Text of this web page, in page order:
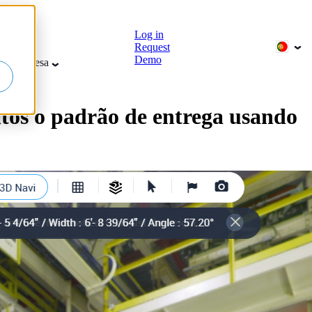
Empresa
Log in
Request
Demo
o padrão de entrega usando